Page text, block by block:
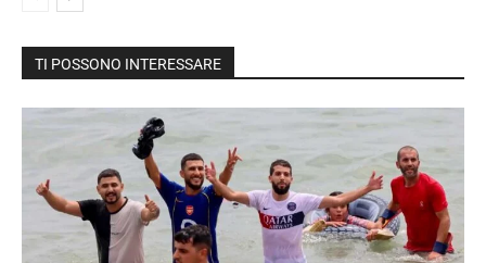
TI POSSONO INTERESSARE